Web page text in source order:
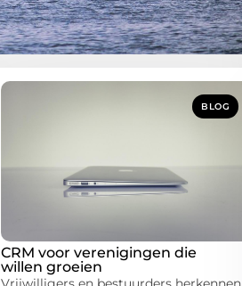
BLOG
CRM voor verenigingen die
willen groeien